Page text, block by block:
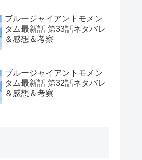
ブルージャイアントモメン
タム最新話 第33話ネタバレ
＆感想＆考察
ブルージャイアントモメン
タム最新話 第32話ネタバレ
＆感想＆考察